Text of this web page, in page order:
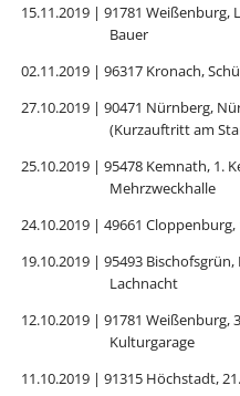
15.11.2019 | 91781 Weißenburg,
Bauer
02.11.2019 | 96317 Kronach,
27.10.2019 | 90471 Nürnberg,
(Kurzauftritt am
25.10.2019 | 95478 Kemnath, 1.
Mehrzweckhalle
24.10.2019 | 49661
19.10.2019 | 95493
Lachnacht
12.10.2019 | 91781 Weißenburg,
Kulturgarage
11.10.2019 | 91315 Höchstadt,